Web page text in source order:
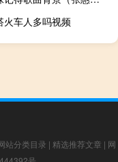
火车人多吗视频
站分类目录 | 精选推荐文章 | 网